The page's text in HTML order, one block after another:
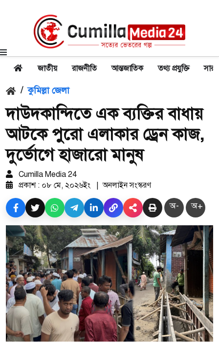
জাতীয় রাজনীতি আন্তজাতিক তথ্য প্রযুক্তি
/ কুমিল্লা জেলা
দাউদকান্দিতে এক ব্যক্তির বাধায়
আটকে পুরো এলাকার ড্রেন কাজ,
দুর্ভোগে হাজারো মানুষ
Cumilla Media 24
প্রকাশ : ০৮ মে, ২০২৬ইং
| অনলাইন সংস্করণ
অ- অ+